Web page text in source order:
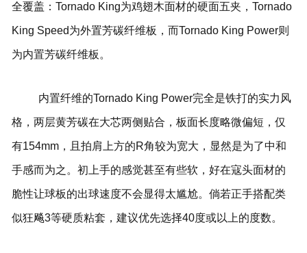
全覆盖：Tornado King为鸡翅木面材的硬面五夹，Tornado
King Speed为外置芳碳纤维板，而Tornado King Power则
为内置芳碳纤维板。
内置纤维的Tornado King Power完全是铁打的实力风
格，两层黄芳碳在大芯两侧贴合，板面长度略微偏短，仅
有154mm，且拍肩上方的R角较为宽大，显然是为了中和
手感而为之。初上手的感觉甚至有些软，好在寇头面材的
脆性让球板的出球速度不会显得太尴尬。倘若正手搭配类
似狂飚3等硬质粘套，建议优先选择40度或以上的度数。